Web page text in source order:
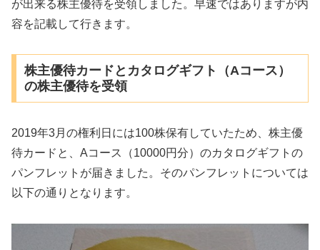
が出来る株主優待を受領しました。早速ではありますが内
容を記載して行きます。
株主優待カードとカタログギフト（Aコース）
の株主優待を受領
2019年3月の権利日には100株保有していたため、株主優
待カードと、Aコース（10000円分）のカタログギフトの
パンフレットが届きました。そのパンフレットについては
以下の通りとなります。